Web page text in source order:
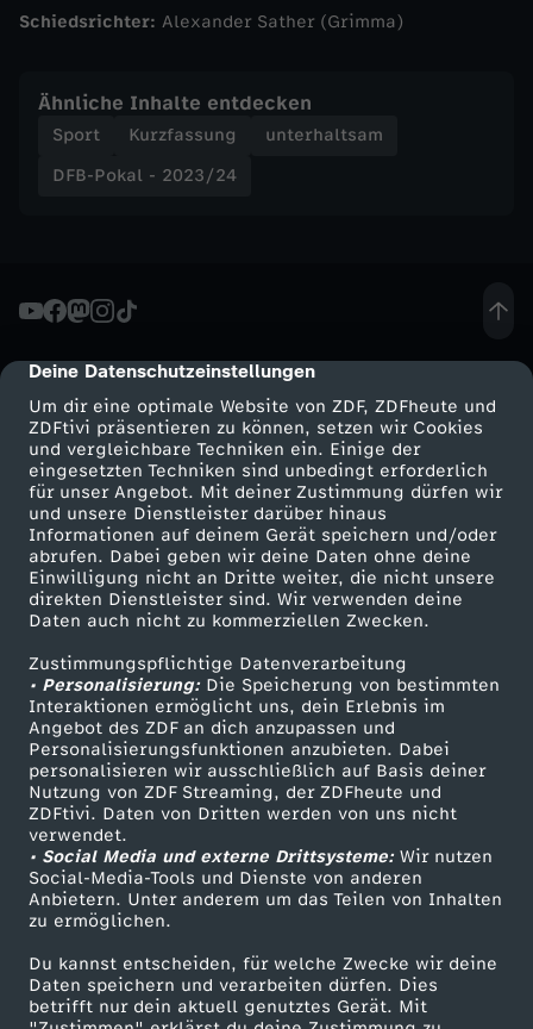
cmp-dialog-description
Deine Datenschutzeinstellungen
Um dir eine optimale Website von ZDF, ZDFheute und
ZDFtivi präsentieren zu können, setzen wir Cookies
und vergleichbare Techniken ein. Einige der
eingesetzten Techniken sind unbedingt erforderlich
für unser Angebot. Mit deiner Zustimmung dürfen wir
und unsere Dienstleister darüber hinaus
Informationen auf deinem Gerät speichern und/oder
abrufen. Dabei geben wir deine Daten ohne deine
Einwilligung nicht an Dritte weiter, die nicht unsere
direkten Dienstleister sind. Wir verwenden deine
Daten auch nicht zu kommerziellen Zwecken.
Zustimmungspflichtige Datenverarbeitung
• Personalisierung:Die Speicherung von bestimmten
Interaktionen ermöglicht uns, dein Erlebnis im
Angebot des ZDF an dich anzupassen und
Personalisierungsfunktionen anzubieten. Dabei
personalisieren wir ausschließlich auf Basis deiner
Nutzung von ZDF Streaming, der ZDFheute und
ZDFtivi. Daten von Dritten werden von uns nicht
verwendet.
• Social Media und externe Drittsysteme:Wir nutzen
Social-Media-Tools und Dienste von anderen
Anbietern. Unter anderem um das Teilen von Inhalten
zu ermöglichen.
Du kannst entscheiden, für welche Zwecke wir deine
Daten speichern und verarbeiten dürfen. Dies
betrifft nur dein aktuell genutztes Gerät. Mit
r
b
e
e
r
s
e
n
b
r
ü
c
k
Schiedsrichter: Alexander Sather (Grimma)
Ähnliche Inhalte entdecken
Sport Kurzfassung
unterhaltsam
DFB-Pokal - 2023/24
Mehr ZDF
ZDF-Apps
Smart TV
ZDFtext
Livestreams
Sendungen A-Z
TV-Programm
Service
ZDFmitreden
Kontakt zum ZDF
Tickets
Zuschauerservice
Hilfe
ZDF Unternehmen
Karriere
ZDF goes Schule
Werbefernsehen